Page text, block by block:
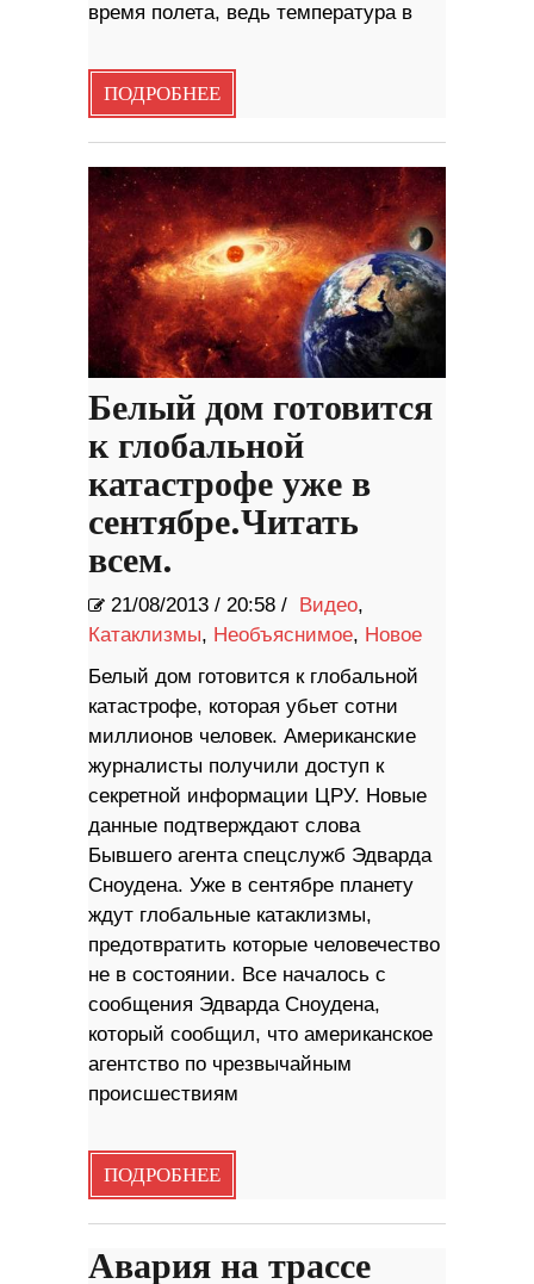
время полета, ведь температура в
ПОДРОБНЕЕ
Белый дом готовится
к глобальной
катастрофе уже в
сентябре.Читать
всем.
21/08/2013 / 20:58 / Видео,
Катаклизмы, Необъяснимое, Новое
Белый дом готовится к глобальной
катастрофе, которая убьет сотни
миллионов человек. Американские
журналисты получили доступ к
секретной информации ЦРУ. Новые
данные подтверждают слова
Бывшего агента спецслужб Эдварда
Сноудена. Уже в сентябре планету
ждут глобальные катаклизмы,
предотвратить которые человечество
не в состоянии. Все началось с
сообщения Эдварда Сноудена,
который сообщил, что американское
агентство по чрезвычайным
происшествиям
ПОДРОБНЕЕ
Авария на трассе